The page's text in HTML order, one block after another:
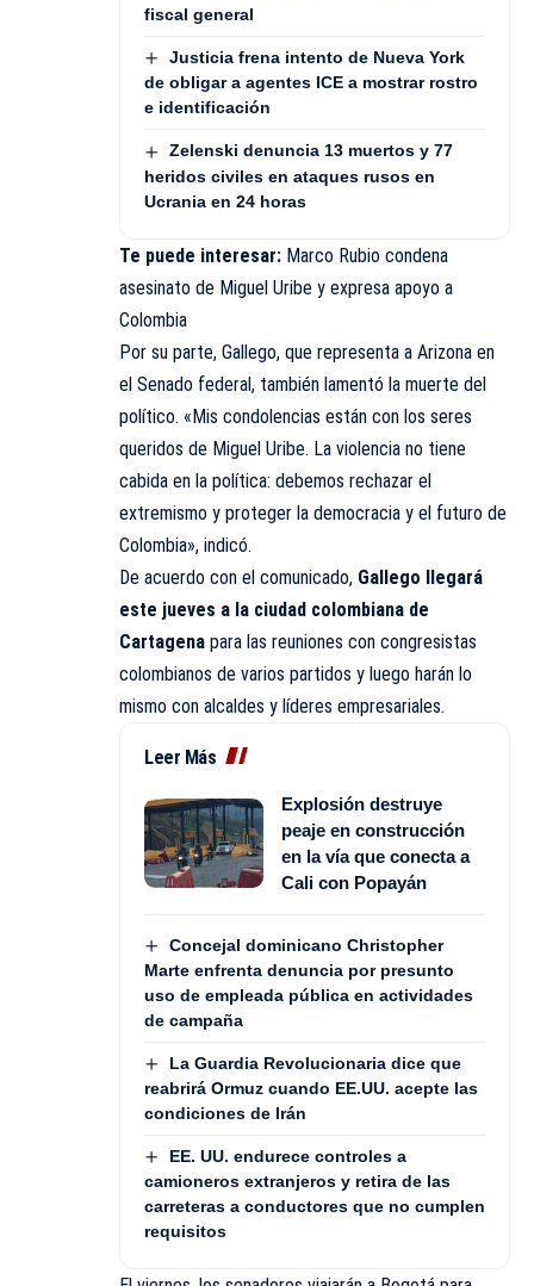
fiscal general
Justicia frena intento de Nueva York
de obligar a agentes ICE a mostrar rostro
e identificación
Zelenski denuncia 13 muertos y 77
heridos civiles en ataques rusos en
Ucrania en 24 horas
Te puede interesar: Marco Rubio condena
asesinato de Miguel Uribe y expresa apoyo a
Colombia
Por su parte, Gallego, que representa a Arizona en
el Senado federal, también lamentó la muerte del
político. «Mis condolencias están con los seres
queridos de Miguel Uribe. La violencia no tiene
cabida en la política: debemos rechazar el
extremismo y proteger la democracia y el futuro de
Colombia», indicó.
De acuerdo con el comunicado, Gallego llegará
este jueves a la ciudad colombiana de
Cartagena para las reuniones con congresistas
colombianos de varios partidos y luego harán lo
mismo con alcaldes y líderes empresariales.
Leer Más
Explosión destruye
peaje en construcción
en la vía que conecta a
Cali con Popayán
Concejal dominicano Christopher
Marte enfrenta denuncia por presunto
uso de empleada pública en actividades
de campaña
La Guardia Revolucionaria dice que
reabrirá Ormuz cuando EE.UU. acepte las
condiciones de Irán
EE. UU. endurece controles a
camioneros extranjeros y retira de las
carreteras a conductores que no cumplen
requisitos